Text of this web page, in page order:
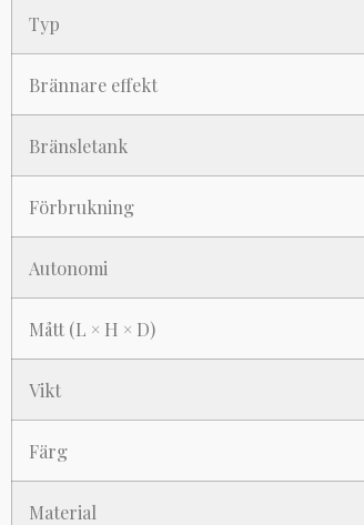
Typ
Brännare effekt
Bränsletank
Förbrukning
Autonomi
Mått (L × H × D)
Vikt
Färg
Material